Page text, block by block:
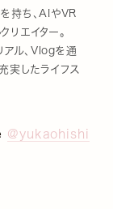
持ち、AIやVR
リエイター。
アル、Vlogを通
実したライフス
@yukaohishi